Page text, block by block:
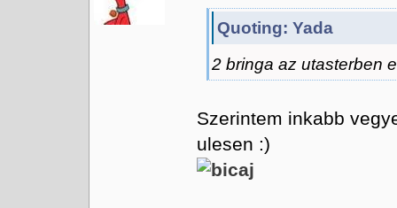
Quoting: Yada
2 bringa az utasterben
Szerintem inkabb
ulesen :)